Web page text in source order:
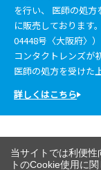
を行い、 医師の処
に販売しております
04448号〈大阪府〉）
コンタクトレンズが
医師の処方を受けた
詳しくはこちら
当サイトでは利便
トのCookie使用に